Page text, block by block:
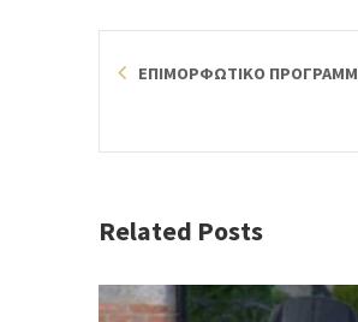
ΕΠΙΜΟΡΦΩΤΙΚΟ
Related Posts